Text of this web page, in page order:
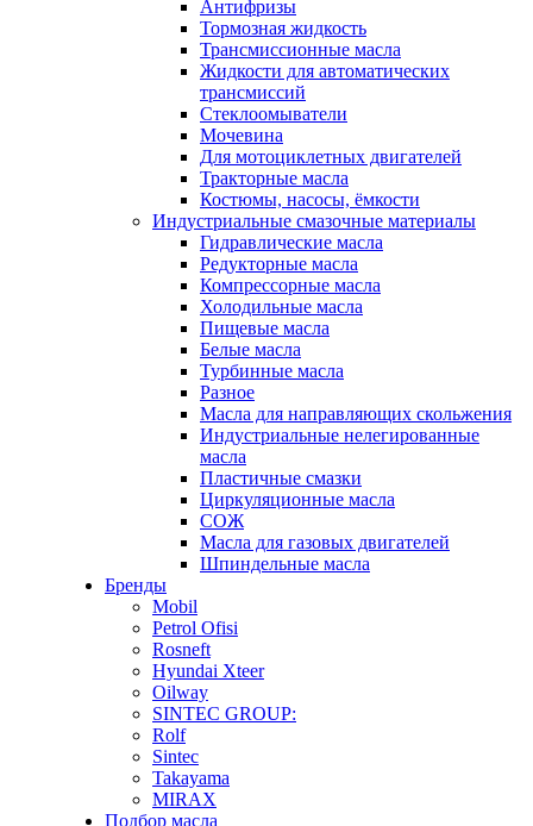
Антифризы
Тормозная жидкость
Трансмиссионные масла
Жидкости для автоматических
трансмиссий
Стеклоомыватели
Мочевина
Для мотоциклетных двигателей
Тракторные масла
Костюмы, насосы, ёмкости
Индустриальные смазочные материалы
Гидравлические масла
Редукторные масла
Компрессорные масла
Холодильные масла
Пищевые масла
Белые масла
Турбинные масла
Разное
Масла для направляющих скольжения
Индустриальные нелегированные
масла
Пластичные смазки
Циркуляционные масла
СОЖ
Масла для газовых двигателей
Шпиндельные масла
Бренды
Mobil
Petrol Ofisi
Rosneft
Hyundai Xteer
Oilway
SINTEC GROUP:
Rolf
Sintec
Takayama
MIRAX
Подбор масла